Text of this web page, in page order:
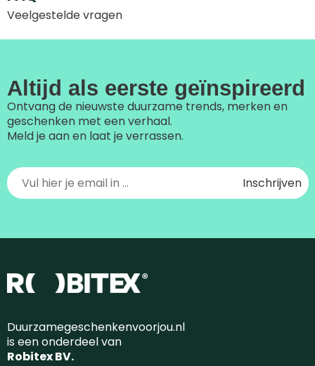
Veelgestelde vragen
Altijd als eerste geïnspireerd
Ontvang de nieuwste duurzame trends, merken en
geschenken met een verhaal.
Meld je aan en laat je verrassen.
Duurzamegeschenkenvoorjou.nl
is een onderdeel van
Robitex BV.